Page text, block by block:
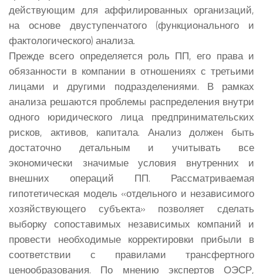
действующим для аффилированных организаций,
на основе двуступенчатого (функционального и
фактологического) анализа.
Прежде всего определяется роль ПП, его права и
обязанности в компании в отношениях с третьими
лицами и другими подразделениями. В рамках
анализа решаются проблемы распределения внутри
одного юридического лица предпринимательских
рисков, активов, капитала. Анализ должен быть
достаточно детальным и учитывать все
экономически значимые условия внутренних и
внешних операций ПП. Рассматриваемая
гипотетическая модель «отдельного и независимого
хозяйствующего субъекта» позволяет сделать
выборку сопоставимых независимых компаний и
провести необходимые корректировки прибыли в
соответствии с правилами трансфертного
ценообразования. По мнению экспертов ОЭСР,